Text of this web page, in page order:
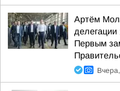
Артём
делегации
Первым